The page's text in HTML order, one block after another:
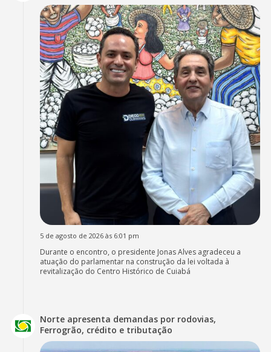
5 de agosto de 2026 às 6:01 pm
Durante o encontro, o presidente Jonas Alves agradeceu a
atuação do parlamentar na construção da lei voltada à
revitalização do Centro Histórico de Cuiabá
Norte apresenta demandas por rodovias,
Ferrogrão, crédito e tributação